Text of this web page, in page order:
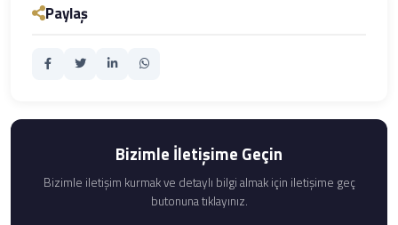
Paylaş
Bizimle İletişime Geçin
Bizimle iletişim kurmak ve detaylı bilgi almak için iletişime geç
butonuna tıklayınız.